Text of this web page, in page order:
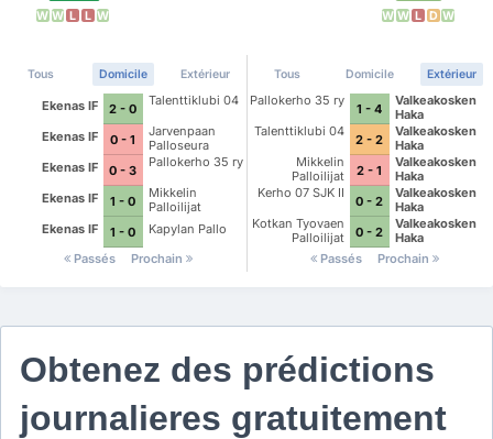
W W L L W W W L D W
Tous Domicile Extérieur
Ekenas IF 2 - 0
Talenttiklubi 04
Ekenas IF 0 - 1
Jarvenpaan
Palloseura
Ekenas IF
0 - 3
Pallokerho 35 ry
Ekenas IF 1 - 0
Mikkelin
Palloilijat
Ekenas IF
1 - 0
Kapylan Pallo
Passés
Prochain
Tous Domicile Extérieur
Pallokerho 35 ry
1 - 4
Valkeakosken
Haka
Talenttiklubi 04
2 - 2
Valkeakosken
Haka
Mikkelin
Palloilijat
2 - 1
Valkeakosken
Haka
Kerho 07 SJK II
0 - 2
Valkeakosken
Haka
Kotkan Tyovaen
Palloilijat
0 - 2
Valkeakosken
Haka
Passés
Prochain
Obtenez des prédictions
journalieres gratuitement